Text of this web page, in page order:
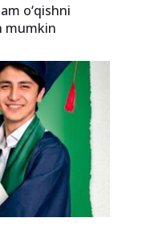
o‘qishni
mumkin